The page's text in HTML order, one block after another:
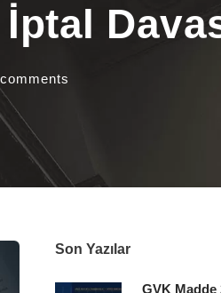
Son Yazılar
GVK Madde